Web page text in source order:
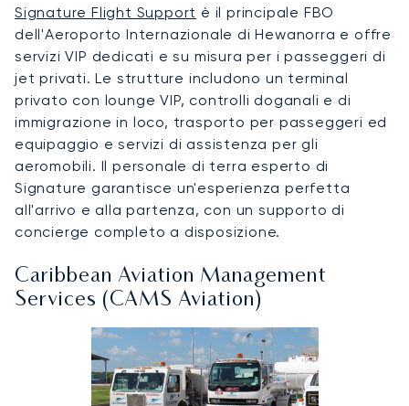
Signature Flight Support è il principale FBO
dell'Aeroporto Internazionale di Hewanorra e offre
servizi VIP dedicati e su misura per i passeggeri di
jet privati. Le strutture includono un terminal
privato con lounge VIP, controlli doganali e di
immigrazione in loco, trasporto per passeggeri ed
equipaggio e servizi di assistenza per gli
aeromobili. Il personale di terra esperto di
Signature garantisce un'esperienza perfetta
all'arrivo e alla partenza, con un supporto di
concierge completo a disposizione.
Caribbean Aviation Management
Services (CAMS Aviation)